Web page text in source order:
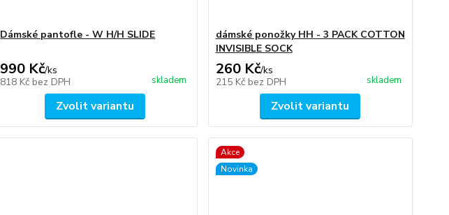
Dámské pantofle - W H/H SLIDE
990 Kč/ks
818 Kč bez DPH skladem
Zvolit variantu
dámské ponožky HH - 3 PACK COTTON
INVISIBLE SOCK
260 Kč/ks
215 Kč bez DPH skladem
Zvolit variantu
Akce
Novinka